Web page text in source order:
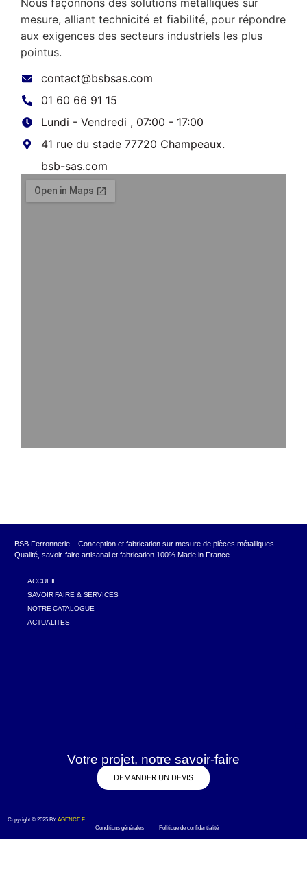
mesure, alliant technicité et fiabilité, pour répondre
aux exigences des secteurs industriels les plus
pointus.
contact@bsbsas.com
01 60 66 91 15
Lundi - Vendredi , 07:00 - 17:00
41 rue du stade 77720 Champeaux.
bsb-sas.com
BSB Ferronnerie – Conception et fabrication sur mesure de pièces métalliques.
Qualité, savoir-faire artisanal et fabrication 100% Made in France.
ACCUEIL
SAVOIR FAIRE & SERVICES
NOTRE CATALOGUE
ACTUALITES
Votre projet, notre savoir-faire
DEMANDER UN DEVIS
Copyright © 2025 BYAGENCE F
Conditions générales Politique de confidentialité